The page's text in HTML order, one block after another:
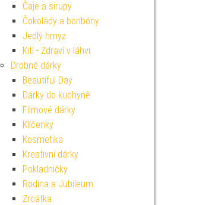
Kč.35 Kč.
Čaje a sirupy
Čokolády a bonbóny
Jedlý hmyz
Kitl - Zdraví v láhvi
Drobné dárky
Beautiful Day
Dárky do kuchyně
Filmové dárky
Klíčenky
Kosmetika
Kreativní dárky
Pokladničky
Rodina a Jubileum
Zrcátka